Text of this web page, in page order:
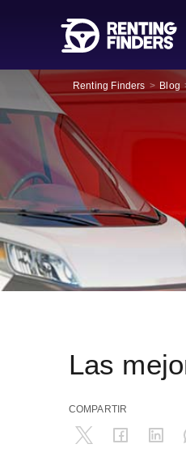
Renting Finders > Blog
Las
COMPARTIR